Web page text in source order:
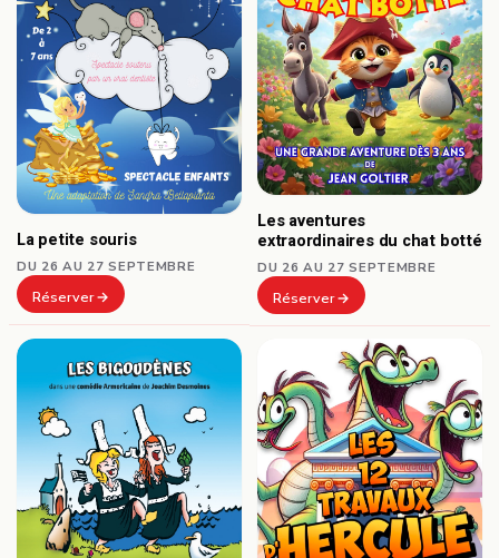
La petite souris
DU 26 AU 27 SEPTEMBRE
Réserver
Les aventures
extraordinaires du chat botté
DU 26 AU 27 SEPTEMBRE
Réserver